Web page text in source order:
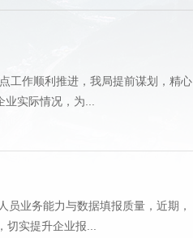
工作顺利推进，我局提前谋划，精心
实际情况，为...
业务能力与数据填报质量，近期，
实提升企业报...